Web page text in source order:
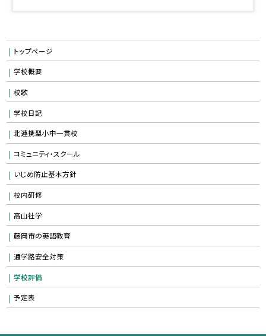
トップページ
学校概要
校歌
学校日記
北連携型小中一貫校
コミュニティ・スクール
いじめ防止基本方針
校内研修
高山社学
藤岡市の英語教育
通学路安全対策
学校評価
予定表